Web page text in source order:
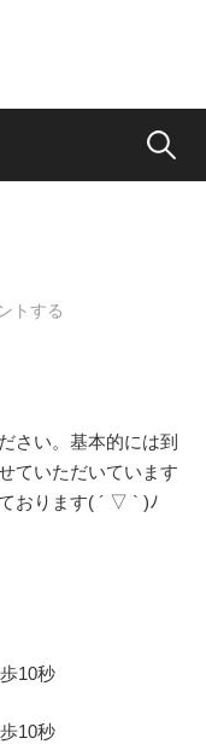
検
トする
さい。基本的には到
ていただいています
おります( ´ ▽ ` )ﾉ
10秒
10秒